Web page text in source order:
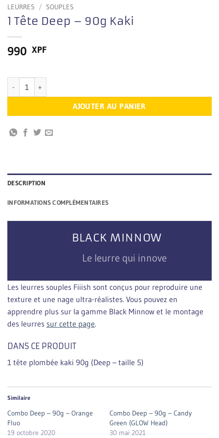
LEURRES / SOUPLES
1 Tête Deep – 90g Kaki
990 XPF
quantité de 1 Tête Deep – 90g Kaki
AJOUTER AU PANIER
DESCRIPTION
INFORMATIONS COMPLÉMENTAIRES
BLACK MINNOW
Le leurre qui innove
Les leurres souples Fiiish sont conçus pour reproduire une
texture et une nage ultra-réalistes. Vous pouvez en
apprendre plus sur la gamme Black Minnow et le montage
des leurres sur cette page.
DANS CE PRODUIT
1 tête plombée kaki 90g (Deep – taille 5)
Similaire
Combo Deep – 90g – Orange
Fluo
19 octobre 2020
Combo Deep – 90g – Candy
Green (GLOW Head)
30 mai 2021